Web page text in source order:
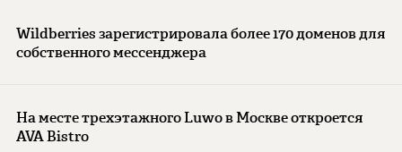
Wildberries зарегистрировала более 170 доменов для
собственного мессенджера
На месте трехэтажного Luwo в Москве откроется
AVA Bistro